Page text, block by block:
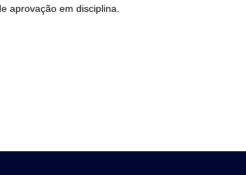
aprovação em disciplina.